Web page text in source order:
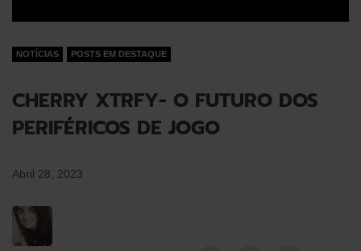
NOTÍCIAS POSTS EM DESTAQUE
CHERRY XTRFY- O FUTURO DOS
PERIFÉRICOS DE JOGO
Abril 28, 2023